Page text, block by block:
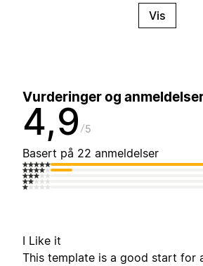
Vis
Vurderinger og
4,9 5
Basert på 22 anmeldelser
I Like it
This template is a good start for